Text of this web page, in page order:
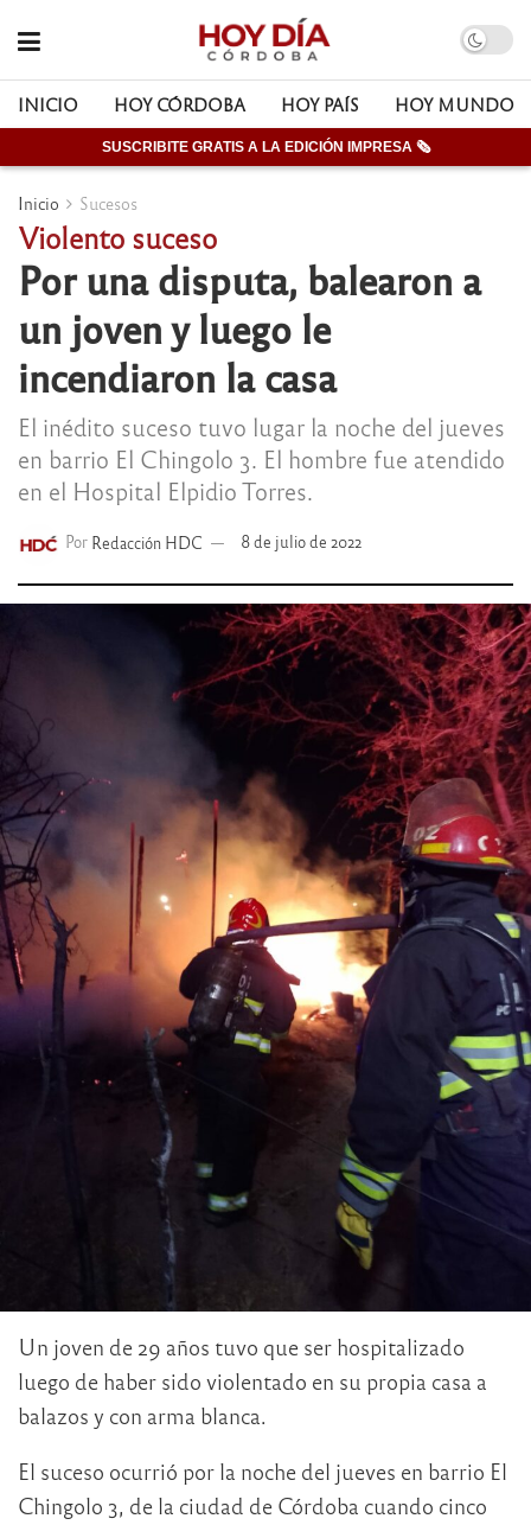
INICIO HOY CÓRDOBA HOY PAÍS HOY MUNDO
SUSCRIBITE GRATIS A LA EDICIÓN IMPRESA 🗞
Inicio Sucesos
Violento suceso
Por una disputa, balearon a
un joven y luego le
incendiaron la casa
El inédito suceso tuvo lugar la noche del jueves
en barrio El Chingolo 3. El hombre fue atendido
en el Hospital Elpidio Torres.
Por Redacción HDC 8 de julio de 2022
Un joven de 29 años tuvo que ser hospitalizado
luego de haber sido violentado en su propia casa a
balazos y con arma blanca.
El suceso ocurrió por la noche del jueves en barrio El
Chingolo 3, de la ciudad de Córdoba cuando cinco